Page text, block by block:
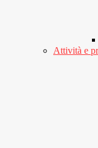
Attività e